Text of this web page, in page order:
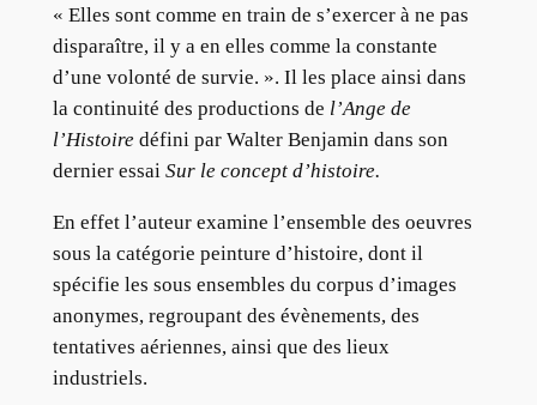
« Elles sont comme en train de s’exercer à ne pas
disparaître, il y a en elles comme la constante
d’une volonté de survie. ». Il les place ainsi dans
la continuité des productions de l’Ange de
l’Histoiredéfini par Walter Benjamin dans son
dernier essai Sur le concept d’histoire.
En effet l’auteur examine l’ensemble des oeuvres
sous la catégorie peinture d’histoire, dont il
spécifie les sous ensembles du corpus d’images
anonymes, regroupant des évènements, des
tentatives aériennes, ainsi que des lieux
industriels.